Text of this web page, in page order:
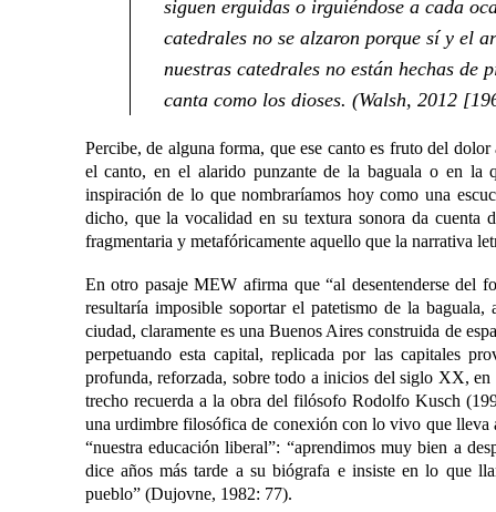
siguen erguidas o irguiéndose a cada
catedrales no se alzaron porque sí y el
nuestras catedrales no están hechas
canta como los dioses. (Walsh, 2012
Percibe, de alguna forma, que ese canto es fruto del
el canto, en el alarido punzante de la baguala o en la
inspiración de lo que nombraríamos hoy como una
dicho, que la vocalidad en su textura sonora da cuenta
fragmentaria y metafóricamente aquello que la narrativa
En otro pasaje MEW afirma que “al desentenderse del
resultaría imposible soportar el patetismo de la
ciudad, claramente es una Buenos Aires construida de
perpetuando esta capital, replicada por las capitales
profunda, reforzada, sobre todo a inicios del siglo XX,
trecho recuerda a la obra del filósofo Rodolfo Kusch
una urdimbre filosófica de conexión con lo vivo que lleva
“nuestra educación liberal”: “aprendimos muy bien a
dice años más tarde a su biógrafa e insiste en lo que
pueblo” (Dujovne, 1982: 77).